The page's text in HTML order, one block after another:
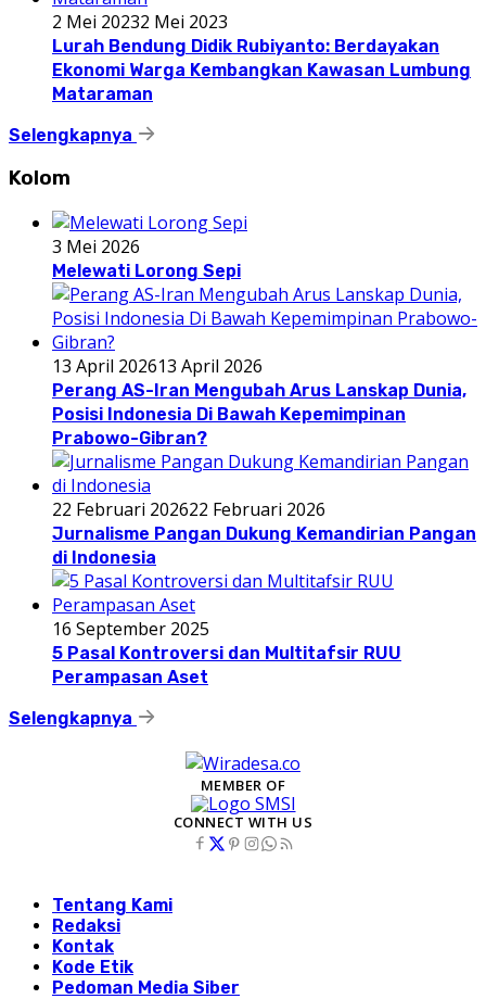
2 Mei 20232 Mei 2023
Lurah Bendung Didik Rubiyanto: Berdayakan
Ekonomi Warga Kembangkan Kawasan Lumbung
Mataraman
Selengkapnya
Kolom
3 Mei 2026
Melewati Lorong Sepi
13 April 202613 April 2026
Perang AS-Iran Mengubah Arus Lanskap Dunia,
Posisi Indonesia Di Bawah Kepemimpinan
Prabowo-Gibran?
22 Februari 202622 Februari 2026
Jurnalisme Pangan Dukung Kemandirian Pangan
di Indonesia
16 September 2025
5 Pasal Kontroversi dan Multitafsir RUU
Perampasan Aset
Selengkapnya
MEMBER OF
CONNECT WITH US
Tentang Kami
Redaksi
Kontak
Kode Etik
Pedoman Media Siber